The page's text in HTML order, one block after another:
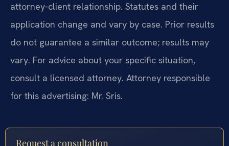
attorney-client relationship. Statutes and their
application change and vary by case. Prior results
do not guarantee a similar outcome; results may
vary. For advice about your specific situation,
consult a licensed attorney. Attorney responsible
for this advertising: Mr. Sris.
Request a consultation